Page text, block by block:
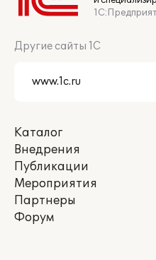
Другие сайты 1С
Каталог
Внедрения
Публикации
Мероприятия
Партнеры
Форум